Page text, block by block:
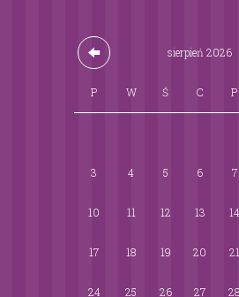
sierpień2026
P W Ś C P
3 4 5 6 7
10 11 12 13 14
17 18 19 20 21
24 25 26 27 28